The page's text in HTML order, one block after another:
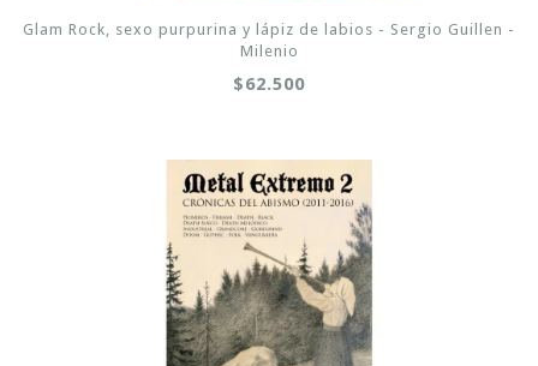
Glam Rock, sexo purpurina y lápiz de labios - Sergio Guillen -
Milenio
$62.500